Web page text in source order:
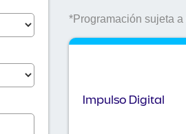
*Programación sujeta a
Impulso Digital